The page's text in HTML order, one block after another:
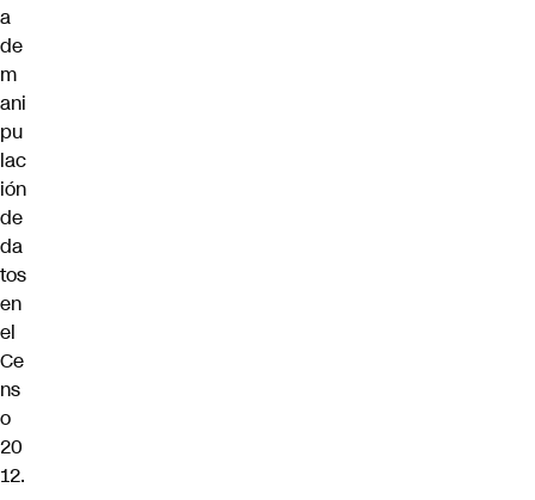
a
de
m
ani
pu
lac
ión
de
da
tos
en
el
Ce
ns
o
20
12.